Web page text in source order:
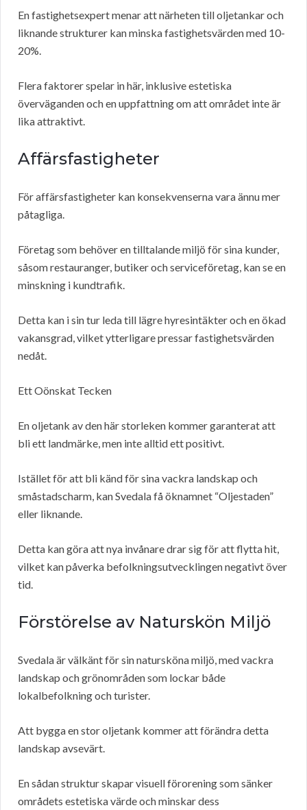
En fastighetsexpert menar att närheten till oljetankar och
liknande strukturer kan minska fastighetsvärden med 10-
20%.
Flera faktorer spelar in här, inklusive estetiska
överväganden och en uppfattning om att området inte är
lika attraktivt.
Affärsfastigheter
För affärsfastigheter kan konsekvenserna vara ännu mer
påtagliga.
Företag som behöver en tilltalande miljö för sina kunder,
såsom restauranger, butiker och serviceföretag, kan se en
minskning i kundtrafik.
Detta kan i sin tur leda till lägre hyresintäkter och en ökad
vakansgrad, vilket ytterligare pressar fastighetsvärden
nedåt.
Ett Oönskat Tecken
En oljetank av den här storleken kommer garanterat att
bli ett landmärke, men inte alltid ett positivt.
Istället för att bli känd för sina vackra landskap och
småstadscharm, kan Svedala få öknamnet “Oljestaden”
eller liknande.
Detta kan göra att nya invånare drar sig för att flytta hit,
vilket kan påverka befolkningsutvecklingen negativt över
tid.
Förstörelse av Naturskön Miljö
Svedala är välkänt för sin natursköna miljö, med vackra
landskap och grönområden som lockar både
lokalbefolkning och turister.
Att bygga en stor oljetank kommer att förändra detta
landskap avsevärt.
En sådan struktur skapar visuell förorening som sänker
områdets estetiska värde och minskar dess